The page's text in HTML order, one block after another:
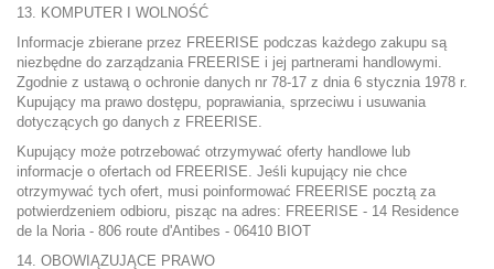
13. KOMPUTER I WOLNOŚĆ
Informacje zbierane przez FREERISE podczas każdego zakupu są
niezbędne do zarządzania FREERISE i jej partnerami handlowymi.
Zgodnie z ustawą o ochronie danych nr 78-17 z dnia 6 stycznia 1978 r.
Kupujący ma prawo dostępu, poprawiania, sprzeciwu i usuwania
dotyczących go danych z FREERISE.
Kupujący może potrzebować otrzymywać oferty handlowe lub
informacje o ofertach od FREERISE. Jeśli kupujący nie chce
otrzymywać tych ofert, musi poinformować FREERISE pocztą za
potwierdzeniem odbioru, pisząc na adres: FREERISE - 14 Residence
de la Noria - 806 route d'Antibes - 06410 BIOT
14. OBOWIĄZUJĄCE PRAWO